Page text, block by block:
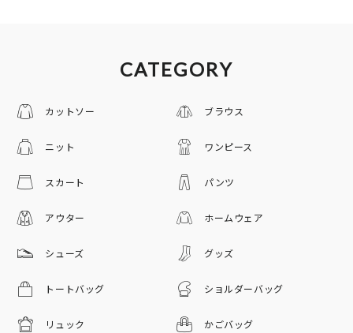
CATEGORY
カットソー ブラウス
ニット ワンピース
スカート パンツ
アウター ホームウェア
シューズ グッズ
トートバッグ ショルダーバッグ
リュック かごバッグ